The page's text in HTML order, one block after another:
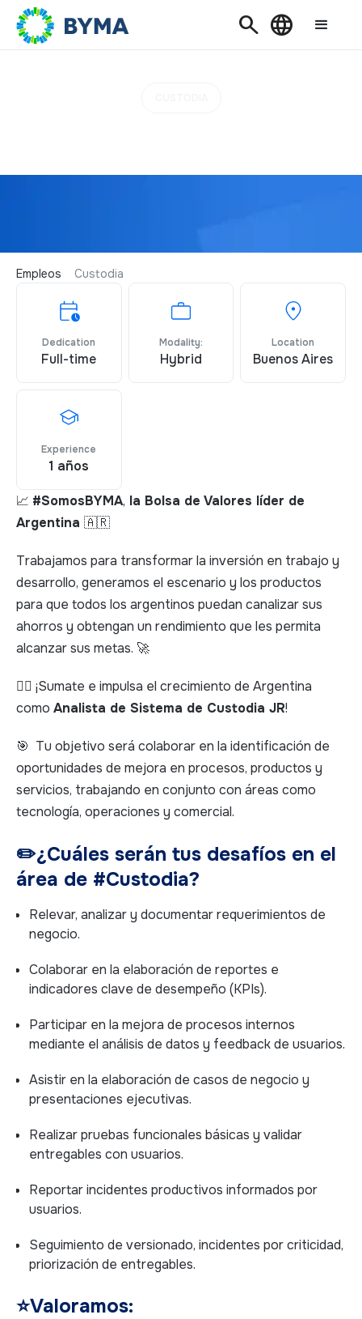
Search Language
Empleos Custodia
Dedication
Full-time
Modality:
Hybrid
Location
Buenos Aires
Experience
1 años
📈 #SomosBYMA, la Bolsa de Valores líder de
Argentina 🇦🇷
Trabajamos para transformar la inversión en trabajo y
desarrollo, generamos el escenario y los productos
para que todos los argentinos puedan canalizar sus
ahorros y obtengan un rendimiento que les permita
alcanzar sus metas. 🚀
👉🏻 ¡Sumate e impulsa el crecimiento de Argentina
como Analista de Sistema de Custodia JR!
🎯 Tu objetivo será colaborar en la identificación de
oportunidades de mejora en procesos, productos y
servicios, trabajando en conjunto con áreas como
tecnología, operaciones y comercial.
✏️¿Cuáles serán tus desafíos en el
área de #Custodia?
Relevar, analizar y documentar requerimientos de
negocio.
Colaborar en la elaboración de reportes e
indicadores clave de desempeño (KPIs).
Participar en la mejora de procesos internos
mediante el análisis de datos y feedback de usuarios.
Asistir en la elaboración de casos de negocio y
presentaciones ejecutivas.
Realizar pruebas funcionales básicas y validar
entregables con usuarios.
Reportar incidentes productivos informados por
usuarios.
Seguimiento de versionado, incidentes por criticidad,
priorización de entregables.
⭐Valoramos: